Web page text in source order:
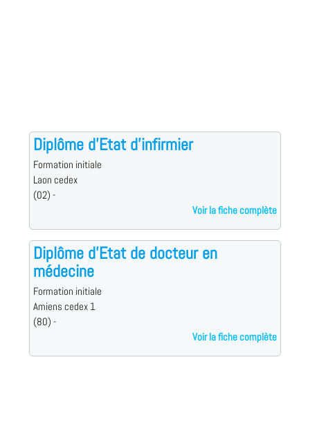
Diplôme d'Etat d'infirmier
Formation initiale
Laon cedex
(02) -
Voir la fiche complète
Diplôme d'Etat de docteur en
médecine
Formation initiale
Amiens cedex 1
(80) -
Voir la fiche complète